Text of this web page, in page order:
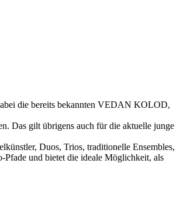
die bereits bekannten VEDAN KOLOD,
Das gilt übrigens auch für die aktuelle junge
Duos, Trios, traditionelle Ensembles,
Pfade und bietet die ideale Möglichkeit, als